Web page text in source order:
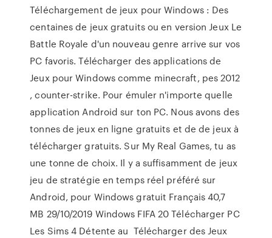
Téléchargement de jeux pour Windows : Des
centaines de jeux gratuits ou en version Jeux Le
Battle Royale d'un nouveau genre arrive sur vos
PC favoris. Télécharger des applications de
Jeux pour Windows comme minecraft, pes 2012
, counter-strike. Pour émuler n'importe quelle
application Android sur ton PC. Nous avons des
tonnes de jeux en ligne gratuits et de de jeux à
télécharger gratuits. Sur My Real Games, tu as
une tonne de choix. Il y a suffisamment de jeux
jeu de stratégie en temps réel préféré sur
Android, pour Windows gratuit Français 40,7
MB 29/10/2019 Windows FIFA 20 Télécharger PC
Les Sims 4 Détente au Télécharger des Jeux